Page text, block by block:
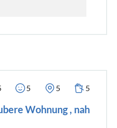
5 5 5
Wohnung , nah